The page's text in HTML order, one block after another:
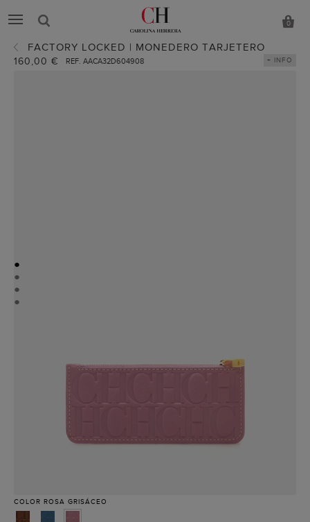
0
FACTORY LOCKED | MONEDERO TARJETERO
160,00 € REF. AACA32D604908 + INFO
●
●
●
●
COLOR ROSA GRISÁCEO